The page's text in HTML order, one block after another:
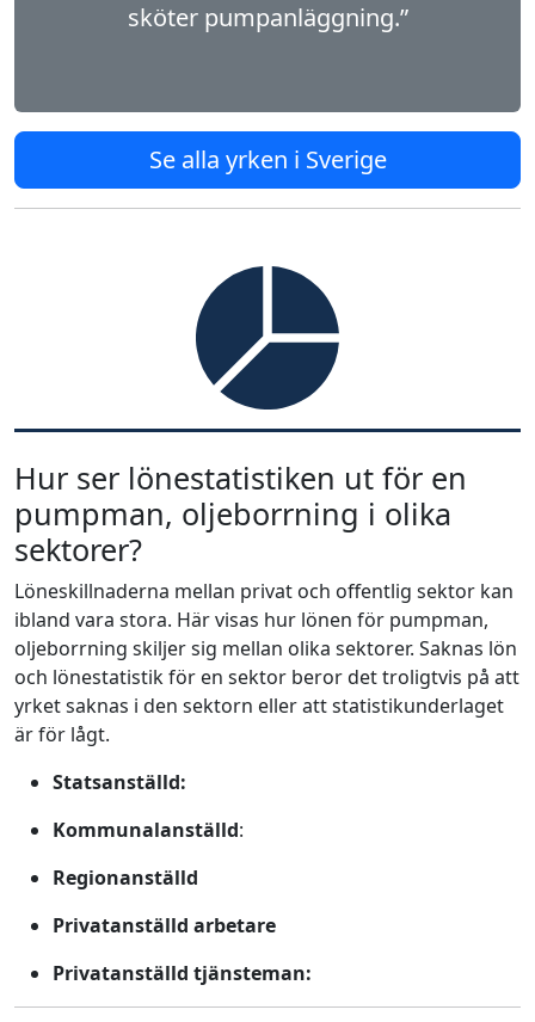
sköter pumpanläggning.”
Se alla yrken i Sverige
Hur ser lönestatistiken ut för en
pumpman, oljeborrning i olika
sektorer?
Löneskillnaderna mellan privat och offentlig sektor kan
ibland vara stora. Här visas hur lönen för pumpman,
oljeborrning skiljer sig mellan olika sektorer. Saknas lön
och lönestatistik för en sektor beror det troligtvis på att
yrket saknas i den sektorn eller att statistikunderlaget
är för lågt.
Statsanställd:
Kommunalanställd:
Regionanställd
Privatanställd arbetare
Privatanställd tjänsteman: